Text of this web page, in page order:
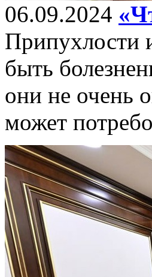
06.09.2024
Припухлости
быть
они не очень
может